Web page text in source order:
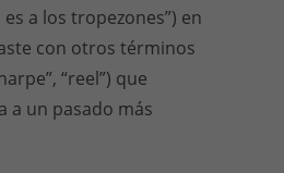
a los tropezones”) en
con otros términos
“reel”) que
a un pasado más